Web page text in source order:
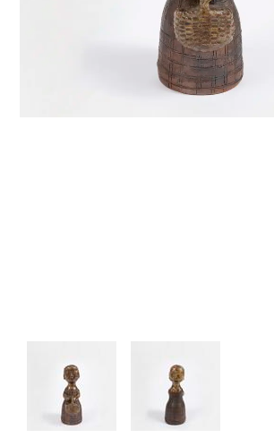
PLANTES
SCÈNES DE LA VIE
SCULPTURE ABSTRAITE
VASES
VASES SCULPTURES